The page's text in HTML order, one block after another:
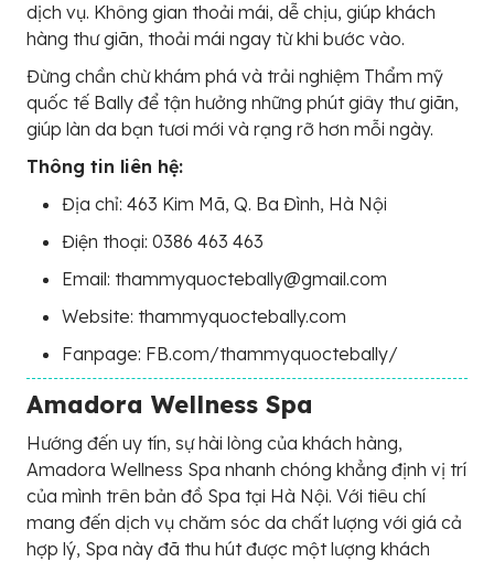
dịch vụ. Không gian thoải mái, dễ chịu, giúp khách
hàng thư giãn, thoải mái ngay từ khi bước vào.
Đừng chần chừ khám phá và trải nghiệm Thẩm mỹ
quốc tế Bally để tận hưởng những phút giây thư giãn,
giúp làn da bạn tươi mới và rạng rỡ hơn mỗi ngày.
Thông tin liên hệ:
Địa chỉ: 463 Kim Mã, Q. Ba Đình, Hà Nội
Điện thoại: 0386 463 463
Email: thammyquoctebally@gmail.com
Website: thammyquoctebally.com
Fanpage: FB.com/thammyquoctebally/
Amadora Wellness Spa
Hướng đến uy tín, sự hài lòng của khách hàng,
Amadora Wellness Spa nhanh chóng khẳng định vị trí
của mình trên bản đồ Spa tại Hà Nội. Với tiêu chí
mang đến dịch vụ chăm sóc da chất lượng với giá cả
hợp lý, Spa này đã thu hút được một lượng khách